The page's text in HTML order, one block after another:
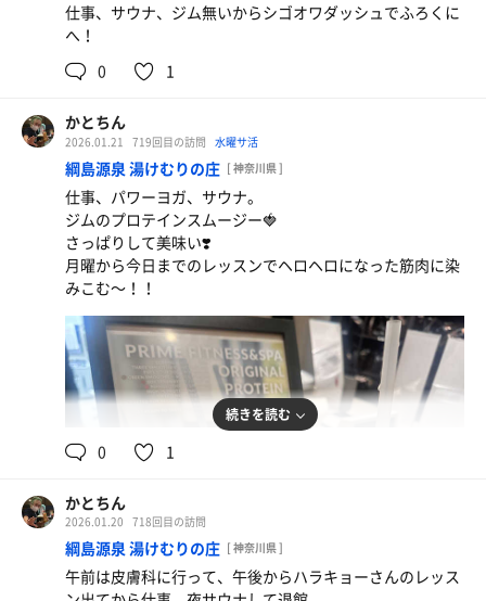
仕事、サウナ、ジム無いからシゴオワダッシュでふろくに
へ！
0
1
かとちん
2026.01.21 719回目の訪問 水曜サ活
綱島源泉 湯けむりの庄 [ 神奈川県 ]
仕事、パワーヨガ、サウナ。
ジムのプロテインスムージー🍓
さっぱりして美味い❣️
月曜から今日までのレッスンでヘロヘロになった筋肉に染
みこむ〜！！
続きを読む
0 1
かとちん
2026.01.20 718回目の訪問
綱島源泉 湯けむりの庄 [ 神奈川県 ]
午前は皮膚科に行って、午後からハラキョーさんのレッス